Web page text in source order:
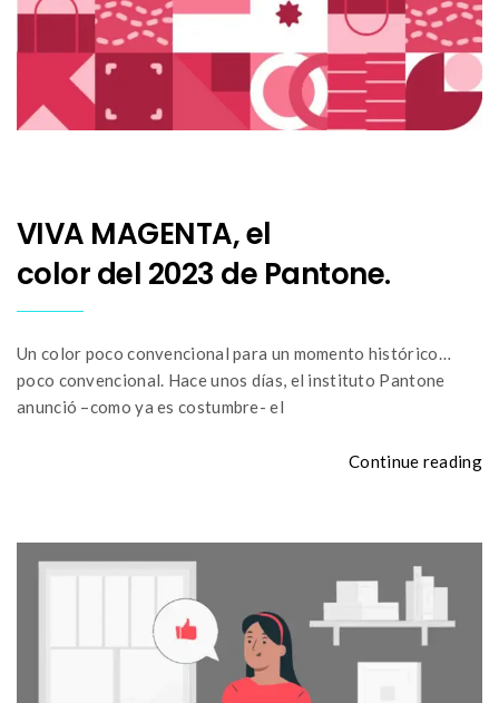
VIVA MAGENTA, el
color del 2023 de Pantone.
Un color poco convencional para un momento histórico…
poco convencional. Hace unos días, el instituto Pantone
anunció –como ya es costumbre- el
Continue reading